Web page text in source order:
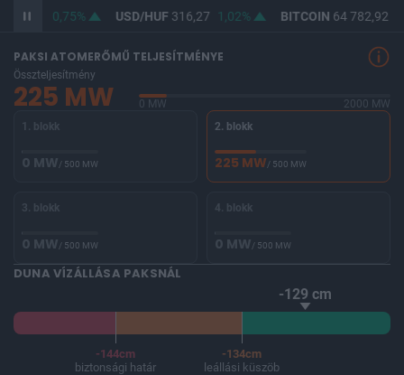
364,45 0,75% USD/HUF316,27 1,02% BITCOIN64 782,92
PAKSI ATOMERŐMŰ TELJESÍTMÉNYE
Összteljesítmény
225 MW 0 MW
2000 MW
1. blokk
0 MW/ 500 MW
2. blokk
225 MW/ 500 MW
3. blokk
0 MW/ 500 MW
4. blokk
0 MW/ 500 MW
DUNA VÍZÁLLÁSA PAKSNÁL
-129 cm
-144cm
biztonsági határ
-134cm
leállási küszöb